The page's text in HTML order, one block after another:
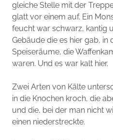
gleiche Stelle mit der
glatt vor einem auf. Ein
feucht war schwarz, kantig
Gebäude die es hier gab, in
Speiseräume, die
waren. Und es war kalt hier.
Zwei Arten von Kälte
in die Knochen kroch, die
und die, bei der man nicht
einen niederstreckte.